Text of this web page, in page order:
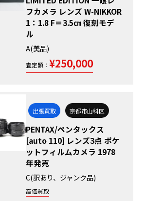
フカメラ レンズ W-NIKKOR
1：1.8 F＝3.5㎝ 復刻モデ
ル
A(美品)
査定額： ¥250,000
出張買取 京都市山科区
PENTAX/ペンタックス
[auto 110] レンズ3点 ポケ
ットフィルムカメラ 1978
年発売
C(訳あり、ジャンク品)
高価買取